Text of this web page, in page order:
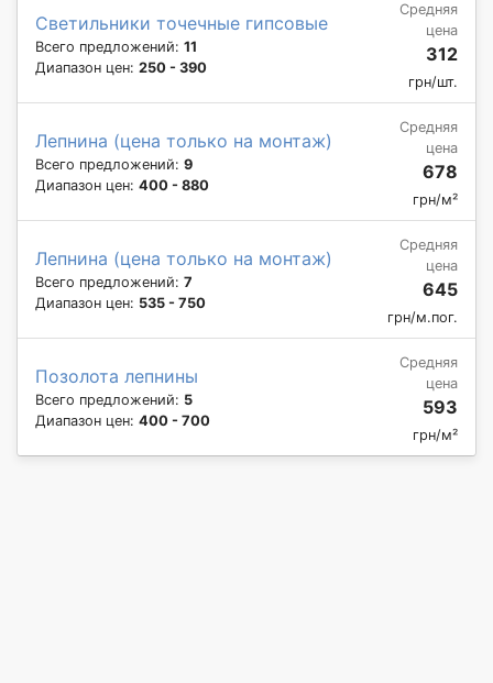
Светильники точечные гипсовые
Всего предложений: 11
Диапазон цен: 250 - 390
Средняя
цена
312
грн/шт.
Лепнина (цена только на монтаж)
Всего предложений: 9
Диапазон цен: 400 - 880
Средняя
цена
678
грн/м²
Лепнина (цена только на монтаж)
Всего предложений: 7
Диапазон цен: 535 - 750
Средняя
цена
645
грн/м.пог.
Позолота лепнины
Всего предложений: 5
Диапазон цен: 400 - 700
Средняя
цена
593
грн/м²